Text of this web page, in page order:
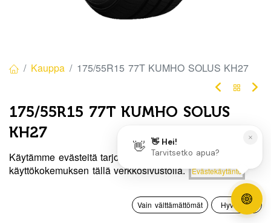
Hinta:
Lisää ostoskoriin
0
Toivelista Tili
Kauppa 175/55R15 77T KUMHO SOLUS KH27
175/55R15 77T KUMHO SOLUS
KH27
EAN:8808956148348 Tuotekoodi:337544
Tällä tuotteella ei ole kelvollista yhdistelmää.
Käytämme evästeitä tarjotaksemme sinulle paremman
käyttökokemuksen tällä verkkosivustolla.
Evästekäytäntö
Vain välttämättömät Hyväksyn